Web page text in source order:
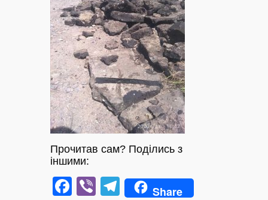
Прочитав сам? Поділись з
іншими:
Facebook
ViberTelegram
Share